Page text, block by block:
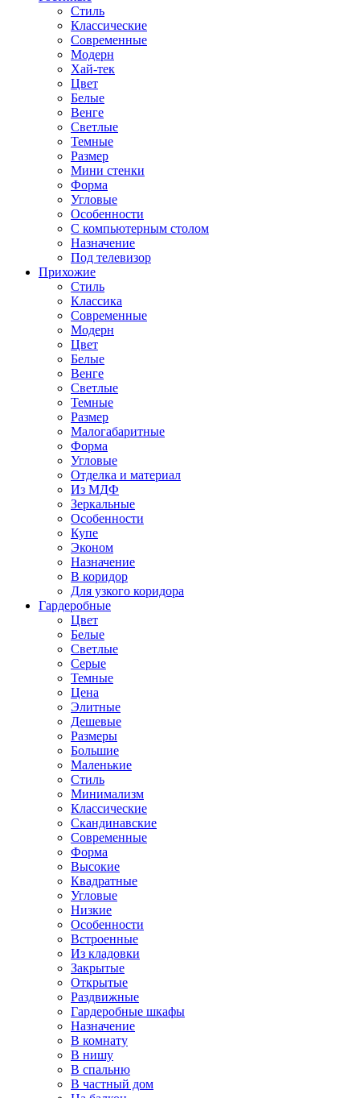
Стиль
Классические
Современные
Модерн
Хай-тек
Цвет
Белые
Венге
Светлые
Темные
Размер
Мини стенки
Форма
Угловые
Особенности
С компьютерным столом
Назначение
Под телевизор
Прихожие
Стиль
Классика
Современные
Модерн
Цвет
Белые
Венге
Светлые
Темные
Размер
Малогабаритные
Форма
Угловые
Отделка и материал
Из МДФ
Зеркальные
Особенности
Купе
Эконом
Назначение
В коридор
Для узкого коридора
Гардеробные
Цвет
Белые
Светлые
Серые
Темные
Цена
Элитные
Дешевые
Размеры
Большие
Маленькие
Стиль
Минимализм
Классические
Скандинавские
Современные
Форма
Высокие
Квадратные
Угловые
Низкие
Особенности
Встроенные
Из кладовки
Закрытые
Открытые
Раздвижные
Гардеробные шкафы
Назначение
В комнату
В нишу
В спальню
В частный дом